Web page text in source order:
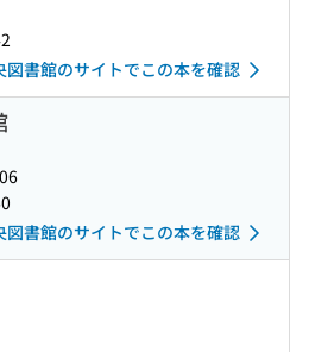
図書館のサイトでこの本を確認
図書館のサイトでこの本を確認